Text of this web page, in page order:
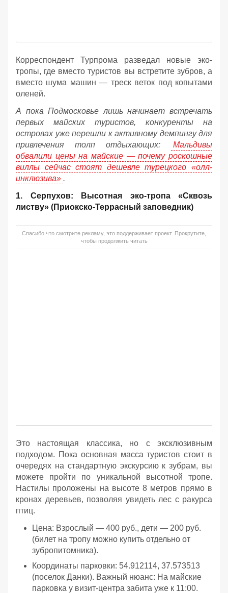
Корреспондент Турпрома разведал новые эко-
тропы, где вместо туристов вы встретите зубров, а
вместо шума машин — треск веток под копытами
оленей.
А пока Подмосковье лишь начинает встречать
первых майских туристов, конкуренты на
островах уже перешли к активному демпингу для
привлечения толп отдыхающих:
Мальдивы
обвалили цены на майские — почему роскошные
виллы сейчас стоят дешевле турецкого «олл-
инклюзива» .
1. Серпухов: Высотная эко-тропа «Сквозь
листву» (Приокско-Террасный заповедник)
Спасибо что смотрите рекламу, это поддерживает проект. Прокрутите,
чтобы продолжить читать
Это настоящая классика, но с эксклюзивным
подходом. Пока основная масса туристов стоит в
очередях на стандартную экскурсию к зубрам, вы
можете пройти по уникальной высотной тропе.
Настилы проложены на высоте 8 метров прямо в
кронах деревьев, позволяя увидеть лес с ракурса
птиц.
Цена: Взрослый — 400 руб., дети — 200 руб.
(билет на тропу можно купить отдельно от
зубропитомника).
Координаты парковки: 54.912114, 37.573513
(поселок Данки). Важный нюанс: На майские
парковка у визит-центра забита уже к 11:00.